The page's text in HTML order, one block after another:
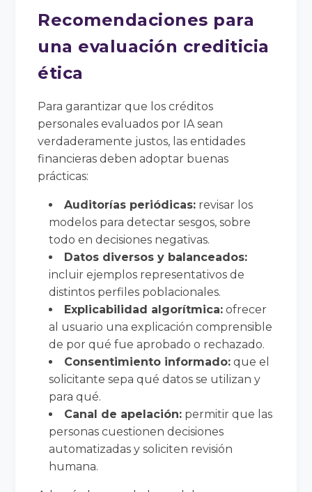
Recomendaciones para
una evaluación crediticia
ética
Para garantizar que los créditos
personales evaluados por IA sean
verdaderamente justos, las entidades
financieras deben adoptar buenas
prácticas:
Auditorías periódicas: revisar los
modelos para detectar sesgos, sobre
todo en decisiones negativas.
Datos diversos y balanceados:
incluir ejemplos representativos de
distintos perfiles poblacionales.
Explicabilidad algorítmica: ofrecer
al usuario una explicación comprensible
de por qué fue aprobado o rechazado.
Consentimiento informado: que el
solicitante sepa qué datos se utilizan y
para qué.
Canal de apelación: permitir que las
personas cuestionen decisiones
automatizadas y soliciten revisión
humana.